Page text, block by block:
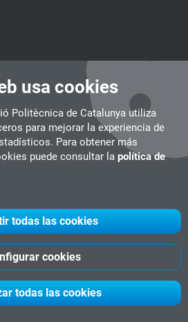
usa cookies
Politècnica de Catalunya utiliza
para mejorar la experiencia de
Para obtener más
puede consultar la política de
todas las cookies
cookies
todas las cookies
CITM
UPC Videogames
Catalunya -Aviso legal
Política de privacidad